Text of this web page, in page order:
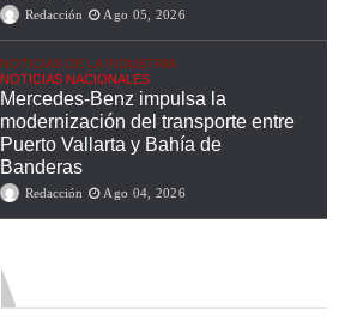
Redacción Ago 05, 2026
NOTICIAS DE LA INDUSTRIA
NOTICIAS NACIONALES
Mercedes-Benz impulsa la
modernización del transporte entre
Puerto Vallarta y Bahía de
Banderas
Redacción Ago 04, 2026